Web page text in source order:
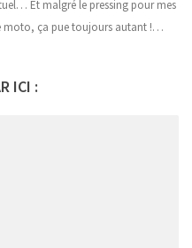
Et malgré le pressing pour mes
moto, ça pue toujours autant !…
ICI :